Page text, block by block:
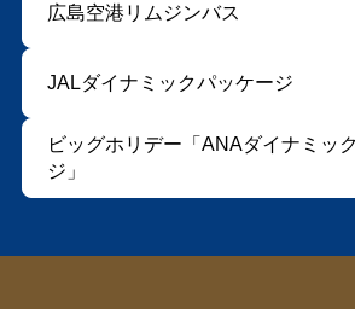
広島空港リムジンバス
JALダイナミックパッケージ
ビッグホリデー「ANAダイナミッ
ジ」